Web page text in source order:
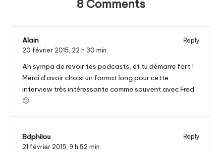
8 Comments
Alain
Reply
20 février 2015, 22 h 30 min
Ah sympa de revoir tes podcasts, et tu démarre fort !
Merci d’avoir choisi un format long pour cette
interview très intéressante comme souvent avec Fred
🙂
Bdphilou
Reply
21 février 2015, 9 h 52 min